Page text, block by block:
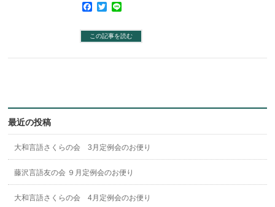
Facebook
Twitter
この記事を読む
最近の投稿
大和言語さくらの会 3月定例会のお便り
藤沢言語友の会 ９月定例会のお便り
大和言語さくらの会 4月定例会のお便り